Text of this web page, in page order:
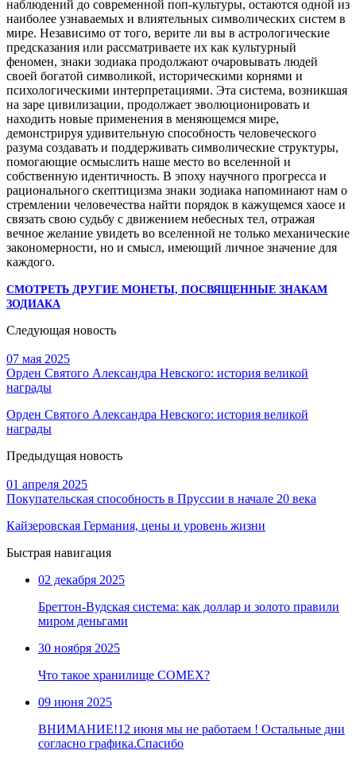
наблюдений до современной поп-культуры, остаются одной из
наиболее узнаваемых и влиятельных символических систем в
мире. Независимо от того, верите ли вы в астрологические
предсказания или рассматриваете их как культурный
феномен, знаки зодиака продолжают очаровывать людей
своей богатой символикой, историческими корнями и
психологическими интерпретациями. Эта система, возникшая
на заре цивилизации, продолжает эволюционировать и
находить новые применения в меняющемся мире,
демонстрируя удивительную способность человеческого
разума создавать и поддерживать символические структуры,
помогающие осмыслить наше место во вселенной и
собственную идентичность. В эпоху научного прогресса и
рационального скептицизма знаки зодиака напоминают нам о
стремлении человечества найти порядок в кажущемся хаосе и
связать свою судьбу с движением небесных тел, отражая
вечное желание увидеть во вселенной не только механические
закономерности, но и смысл, имеющий личное значение для
каждого.
СМОТРЕТЬ ДРУГИЕ МОНЕТЫ, ПОСВЯЩЕННЫЕ ЗНАКАМ
ЗОДИАКА
Следующая новость
07 мая 2025
Орден Святого Александра Невского: история великой
награды
Орден Святого Александра Невского: история великой
награды
Предыдущая новость
01 апреля 2025
Покупательская способность в Пруссии в начале 20 века
Кайзеровская Германия, цены и уровень жизни
Быстрая навигация
02 декабря 2025
Бреттон-Вудская система: как доллар и золото правили
миром деньгами
30 ноября 2025
Что такое хранилище COMEX?
09 июня 2025
ВНИМАНИЕ!12 июня мы не работаем ! Остальные дни
согласно графика.Спасибо